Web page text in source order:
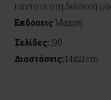
πάντοτε στη διάθεσή
Εκδόσεις Μακρή
Σελίδες:190
Διαστάσεις:14x21cm